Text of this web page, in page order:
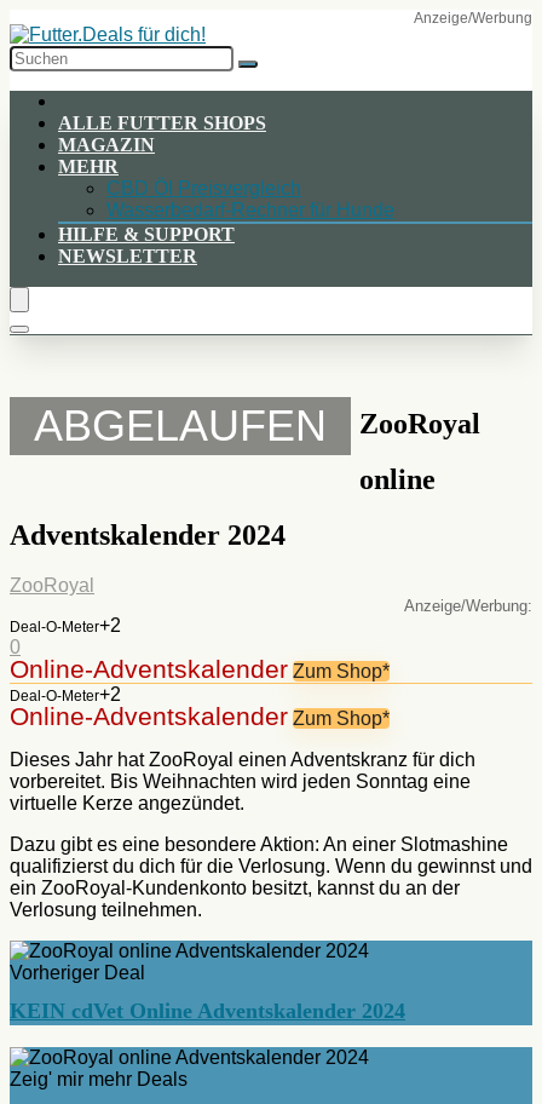
to
Content
ALLE FUTTER SHOPS
MAGAZIN
MEHR
CBD Öl Preisvergleich
Wasserbedarf-Rechner für Hunde
HILFE & SUPPORT
NEWSLETTER
ABGELAUFEN
ZooRoyal
online
Adventskalender 2024
ZooRoyal
:
Deal-O-Meter+2
0
Online-Adventskalender Zum Shop*
Deal-O-Meter+2
Online-Adventskalender Zum Shop*
Dieses Jahr hat ZooRoyal einen Adventskranz für dich
vorbereitet. Bis Weihnachten wird jeden Sonntag eine
virtuelle Kerze angezündet.
Dazu gibt es eine besondere Aktion: An einer Slotmashine
qualifizierst du dich für die Verlosung. Wenn du gewinnst und
ein ZooRoyal-Kundenkonto besitzt, kannst du an der
Verlosung teilnehmen.
Vorheriger Deal
KEIN cdVet Online Adventskalender 2024
Zeig' mir mehr Deals